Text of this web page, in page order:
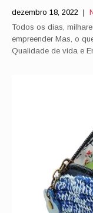
dezembro 18, 2022 |
Todos os dias,
empreender Mas, o
Qualidade de vida e